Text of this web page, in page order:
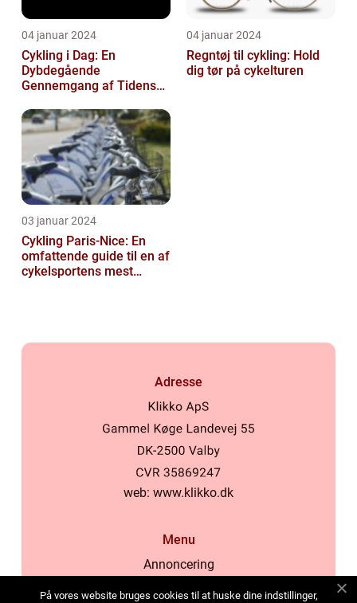
04 januar 2024
Cykling i Dag: En
Dybdegående
Gennemgang af Tidens
04 januar 2024
Regntøj til cykling: Hold
dig tør på cykelturen
03 januar 2024
Cykling Paris-Nice: En
omfattende guide til en af
cykelsportens mest
Adresse
web: www.klikko.dk
Menu
Annoncering
På vores website bruges cookies til at huske dine indstillinger,